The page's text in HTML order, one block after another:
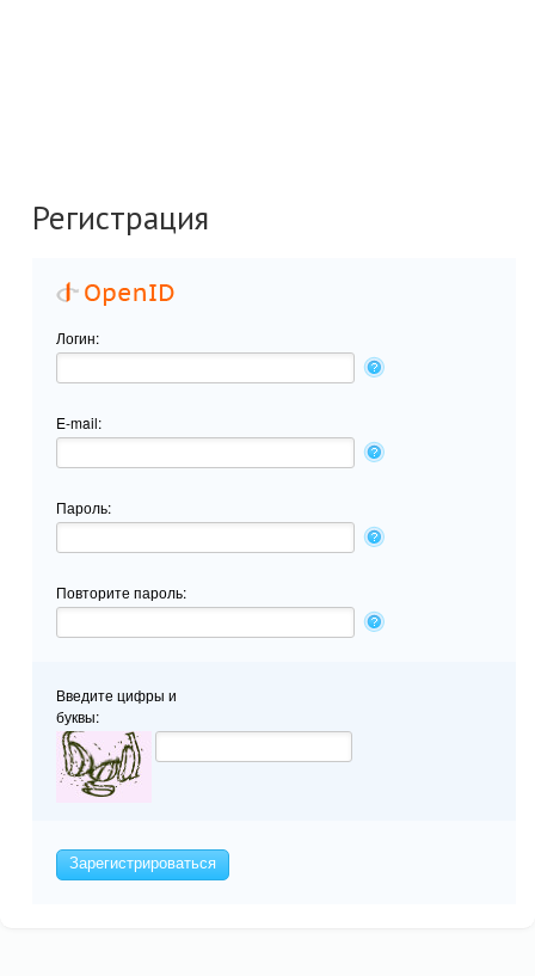
Регистрация
Логин:
E-mail:
Пароль:
Повторите пароль:
Введите цифры и
буквы:
Зарегистрироваться